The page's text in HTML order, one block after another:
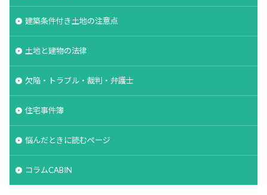
建築条件付き土地の注意点
土地と建物の法律
欠陥・トラブル・裁判・弁護士
住宅事件簿
悩んだときに読むページ
コラムCABIN